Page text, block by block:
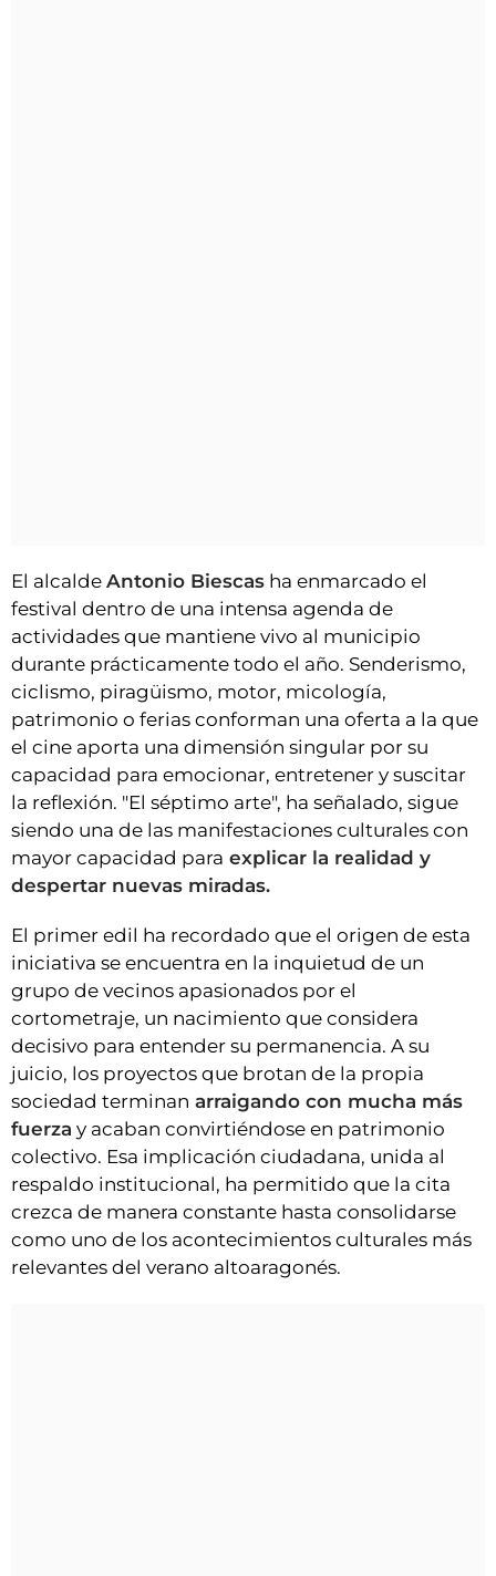
El alcalde Antonio Biescas ha enmarcado el
festival dentro de una intensa agenda de
actividades que mantiene vivo al municipio
durante prácticamente todo el año. Senderismo,
ciclismo, piragüismo, motor, micología,
patrimonio o ferias conforman una oferta a la que
el cine aporta una dimensión singular por su
capacidad para emocionar, entretener y suscitar
la reflexión. "El séptimo arte", ha señalado, sigue
siendo una de las manifestaciones culturales con
mayor capacidad para explicar la realidad y
despertar nuevas miradas.
El primer edil ha recordado que el origen de esta
iniciativa se encuentra en la inquietud de un
grupo de vecinos apasionados por el
cortometraje, un nacimiento que considera
decisivo para entender su permanencia. A su
juicio, los proyectos que brotan de la propia
sociedad terminan arraigando con mucha más
fuerza y acaban convirtiéndose en patrimonio
colectivo. Esa implicación ciudadana, unida al
respaldo institucional, ha permitido que la cita
crezca de manera constante hasta consolidarse
como uno de los acontecimientos culturales más
relevantes del verano altoaragonés.